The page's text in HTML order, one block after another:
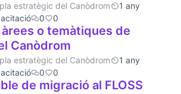
estratègic del Canòdrom
1 any
0 0
o temàtiques de
Canòdrom
estratègic del Canòdrom
1 any
0 0
de migració al FLOSS